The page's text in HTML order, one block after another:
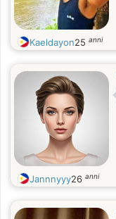
Kaeldayon25 anni
Jannnyyy26 anni